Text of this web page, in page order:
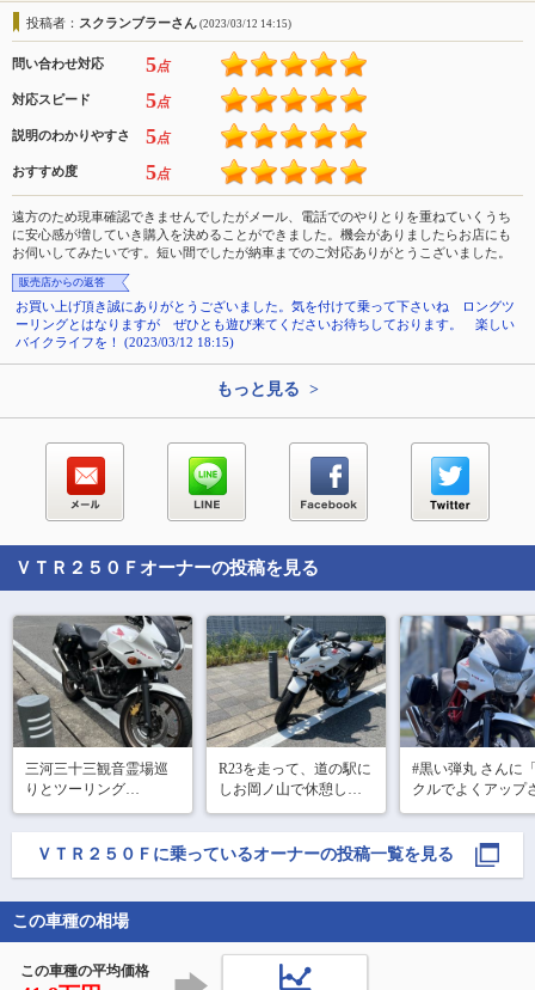
投稿者： スクランブラーさん (2023/03/12 14:15)
問い合わせ対応 5点
対応スピード 5点
説明のわかりやすさ 5点
おすすめ度 5点
遠方のため現車確認できませんでしたがメール、電話でのやりとりを重ねていくうち
に安心感が増していき購入を決めることができました。機会がありましたらお店にも
お伺いしてみたいです。短い間でしたが納車までのご対応ありがとうこざいました。
販売店からの返答
お買い上げ頂き誠にありがとうございました。気を付けて乗って下さいね ロングツ
ーリングとはなりますが ぜひとも遊び来てくださいお待ちしております。 楽しい
バイクライフを！ (2023/03/12 18:15)
もっと見る >
ＶＴＲ２５０Ｆ オーナーの投稿を見る
三河三十三観音霊場巡
りとツーリング
にしお岡ノ山で休憩し
てきました
その後、ワイキキビー
憩して、知多半島の常
R23を走って、道の駅に
しお岡ノ山で休憩し
て、恵比寿ビーチ🏖️へ
行ってきました
帰りは知多半島の佐布
里池ふれあい公園で休
#黒い弾丸 さんに
クルでよくアップ
てる場所」という
来てみました😊な
カッコいいけど、
イメージは写真で
ＶＴＲ２５０Ｆ に乗っているオーナーの投稿一覧を見る
この車種の相場
この車種の平均価格